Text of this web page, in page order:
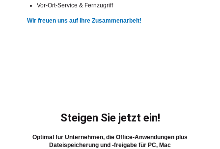
Vor-Ort-Service & Fernzugriff
Wir freuen uns auf Ihre Zusammenarbeit!
Steigen Sie jetzt ein!
Optimal für Unternehmen, die Office-Anwendungen plus
Dateispeicherung und -freigabe für PC, Mac